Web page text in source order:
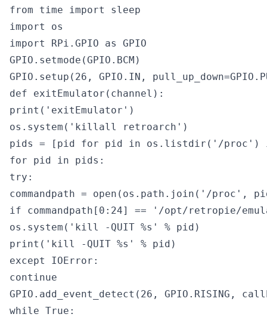
from time import sleep
import os
import RPi.GPIO as GPIO
GPIO.setmode(GPIO.BCM)
GPIO.setup(26, GPIO.IN,
def exitEmulator(channel):
print('exitEmulator')
os.system('killall retroarch')
pids = [pid for pid in os.listdir('/
for pid in pids:
try:
commandpath = open(os.path.join('/
if commandpath[0:24] == '/opt/retropie/
os.system('kill -QUIT %s' % pid)
print('kill -QUIT %s' % pid)
except IOError:
continue
GPIO.add_event_detect(26, GPIO.RISING,
while True: